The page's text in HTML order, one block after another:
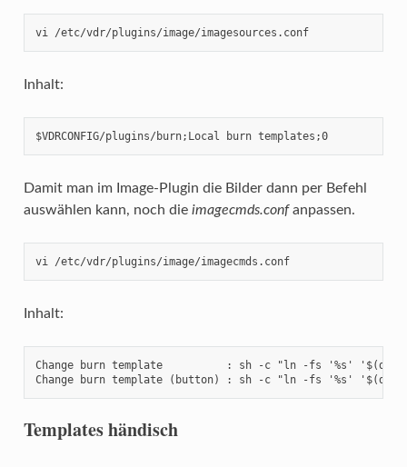
vi /etc/vdr/plugins/image/imagesources.conf
Inhalt:
$VDRCONFIG/plugins/burn;Local burn templates;0
Damit man im Image-Plugin die Bilder dann per Befehl
auswählen kann, noch die imagecmds.confanpassen.
vi /etc/vdr/plugins/image/imagecmds.conf
Inhalt:
Change burn template          : sh -c "ln -fs '%s'
Change burn template (button) : sh -c "ln -fs '%s'
Templates händisch